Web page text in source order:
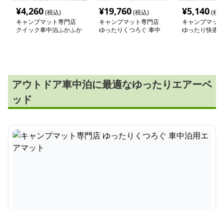
¥4,260(税込)
キャンプマット専門店
クイック車中泊ふかふか
¥19,760(税込)
キャンプマット専門店
ゆったりくつろぐ 車中
¥5,140(税
キャンプマッ
ゆったり快適
アウトドア車中泊に最適なゆったりエアーベ
ッド